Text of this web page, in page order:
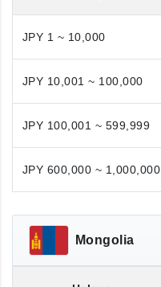
JPY 1 ~ 10,000
JPY 10,001 ~ 100,000
JPY 100,001 ~ 599,999
JPY 600,000 ~ 1,000,000
Mongolia